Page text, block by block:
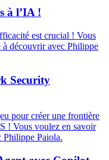
à l’IA !
est crucial ! Vous
découvrir avec Philippe
Security
pour créer une frontière
! Vous voulez en savoir
Philippe Paiola.